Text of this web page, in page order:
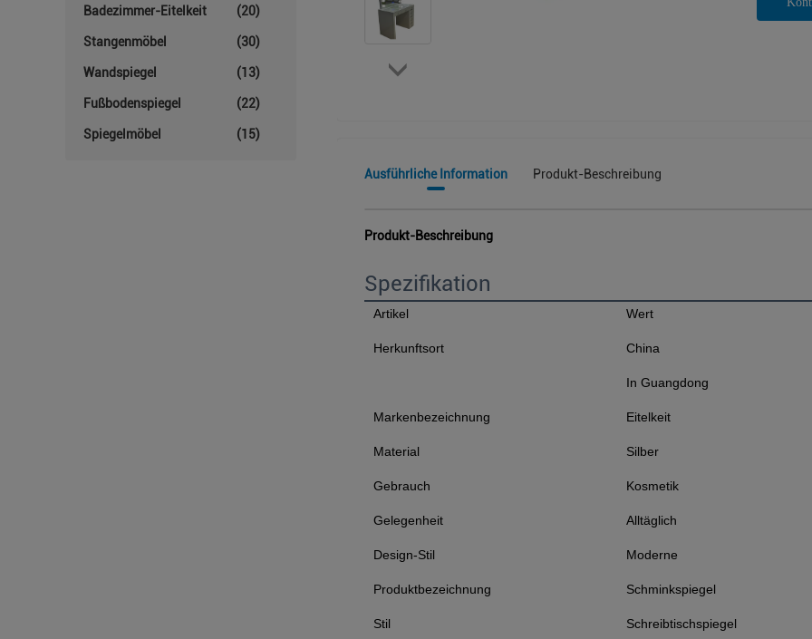
Badezimmer-Eitelkeit (20)
Stangenmöbel (30)
Wandspiegel (13)
Fußbodenspiegel (22)
Spiegelmöbel (15)
Ausführliche Information Produkt-Beschreibung
Produkt-Beschreibung
Spezifikation
Artikel Wert
Herkunftsort China
In Guangdong
Markenbezeichnung Eitelkeit
Material Silber
Gebrauch Kosmetik
Gelegenheit Alltäglich
Design-Stil Moderne
Produktbezeichnung Schminkspiegel
Stil Schreibtischspiegel